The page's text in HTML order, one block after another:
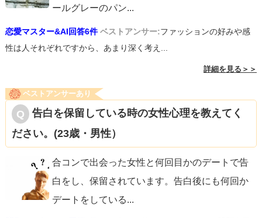
ールグレーのパン...
恋愛マスター&AI回答6件 ベストアンサー:ファッションの好みや感
性は人それぞれですから、あまり深く考え...
詳細を見る＞＞
ベストアンサーあり
告白を保留している時の女性心理を教えてく
ださい。(23歳・男性）
合コンで出会った女性と何回目かのデートで告
白をし、保留されています。告白後にも何回か
デートをしている...